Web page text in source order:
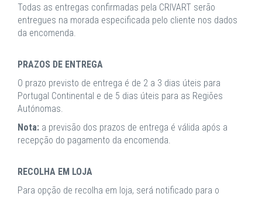
Todas as entregas confirmadas pela CRIVART serão
entregues na morada especificada pelo cliente nos dados
da encomenda.
PRAZOS DE ENTREGA
O prazo previsto de entrega é de 2 a 3 dias úteis para
Portugal Continental e de 5 dias úteis para as Regiões
Autónomas.
Nota: a previsão dos prazos de entrega é válida após a
recepção do pagamento da encomenda.
RECOLHA EM LOJA
Para opção de recolha em loja, será notificado para o